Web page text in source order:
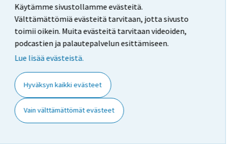
Käytämme sivustollamme evästeitä.
Välttämättömiä evästeitä tarvitaan, jotta sivusto
toimii oikein. Muita evästeitä tarvitaan videoiden,
podcastien ja palautepalvelun esittämiseen.
Lue lisää evästeistä.
Hyväksyn kaikki evästeet
Vain välttämättömät evästeet
joka on tutkimusviikolla tehnyt ansiotyötä vähintään tunnin
rahapalkkaa tai luontaisetua vastaan tai voittoa saadakseen, tai
on ollut tilapäisesti poissa työstä.
Tilaston kuvaus sekä muun muassa laatu- ja
http://tilastokeskus.fi/til/tyti/index.html
Hyvinvointikatsauksen artikkeleita ja muita kirjoituksia
saa siteerata lähde mainiten. Kokonaisen kirjoituksen